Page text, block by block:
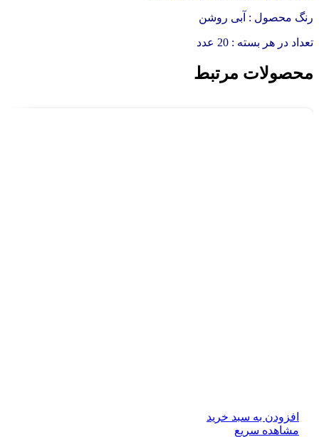
رنگ محصول : آبی روشن
تعداد در هر بسته : 20 عدد
محصولات مرتبط
افزودن به سبد خرید
مشاهده سریع